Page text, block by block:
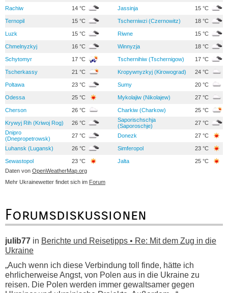
Rachiw 14 °C Jassinja 15 °C
Ternopil 15 °C Tscherniwzi (Czernowitz) 18 °C
Luzk 15 °C Riwne 15 °C
Chmelnyzkyj 16 °C Winnyzja 18 °C
Schytomyr 17 °C Tschernihiw (Tschernigow) 17 °C
Tscherkassy 21 °C Kropywnyzkyj (Kirowograd) 24 °C
Poltawa 23 °C Sumy 20 °C
Odessa 25 °C Mykolajiw (Nikolajew) 27 °C
Cherson 26 °C Charkiw (Charkow) 25 °C
Krywyj Rih (Kriwoj Rog) 26 °C
Saporischschja
(Saporoschje)
27 °C
Dnipro
(Dnepropetrowsk)
27 °C Donezk 27 °C
Luhansk (Lugansk) 26 °C Simferopol 23 °C
Sewastopol 23 °C Jalta
25 °C
Daten von OpenWeatherMap.org
Mehr Ukrainewetter findet sich im Forum
Forumsdiskussionen
julib77 in Berichte und Reisetipps • Re: Mit dem Zug in die
Ukraine
„Auch wenn ich diese Verbindung toll finde, hätte ich
ehrlicherweise Angst, von Polen aus in die Ukraine zu
reisen. Die Polen werden immer gewaltsamer gegen